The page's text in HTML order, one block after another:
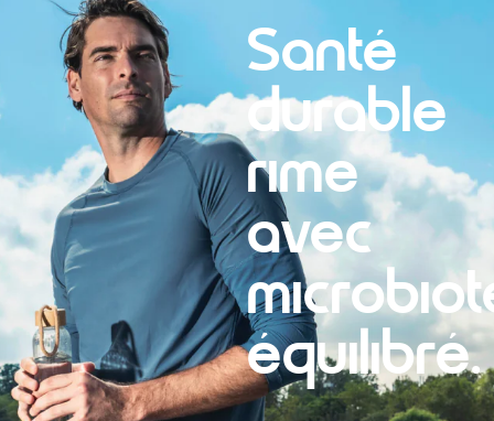
Santé
durable
rime
avec
équilibré.